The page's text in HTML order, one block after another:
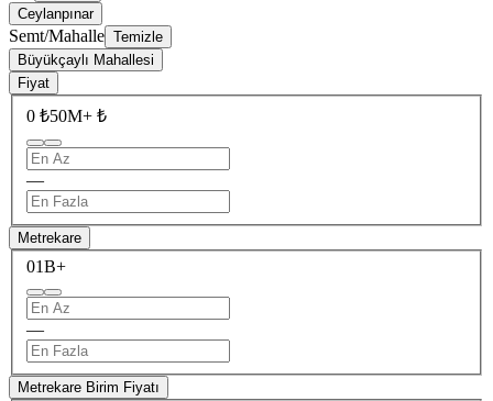
Ceylanpınar
Semt/Mahalle Temizle
Büyükçaylı Mahallesi
Fiyat
0 ₺50M+ ₺
—
Metrekare
01B+
—
Metrekare Birim Fiyatı